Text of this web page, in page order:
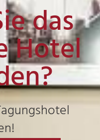
das
Hotel